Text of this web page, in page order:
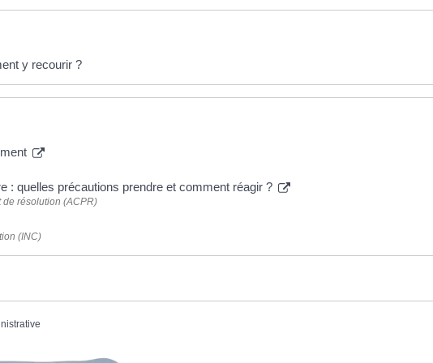
y recourir ?
: quelles précautions prendre et comment réagir ?
résolution (ACPR)
(INC)